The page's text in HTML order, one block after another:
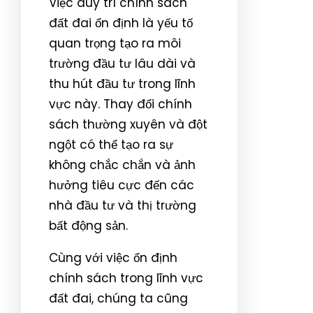
đất đai ổn định là yếu tố
quan trọng tạo ra môi
trường đầu tư lâu dài và
thu hút đầu tư trong lĩnh
vực này. Thay đổi chính
sách thường xuyên và đột
ngột có thể tạo ra sự
không chắc chắn và ảnh
hưởng tiêu cực đến các
nhà đầu tư và thị trường
bất động sản.
Cùng với việc ổn định
chính sách trong lĩnh vực
đất đai, chúng ta cũng